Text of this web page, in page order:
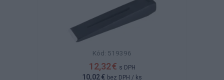
Kód: 519396
12,32 € s DPH
10,02 € bez DPH / ks